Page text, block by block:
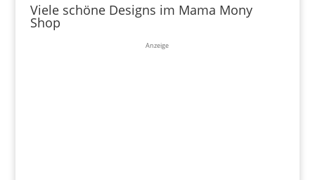
Viele schöne Designs im Mama Mony
Shop
Anzeige